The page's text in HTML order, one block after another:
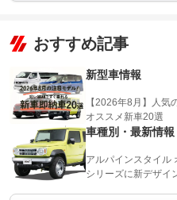
おすすめ記事
新型車情報
【2026年8月】人気
オススメ新車20選
車種別・最新情報
アルパインスタイル
シリーズに新デザ